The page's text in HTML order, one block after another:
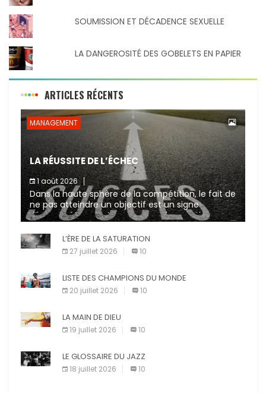
SOUMISSION ET DÉCADENCE SEXUELLE
LA DANGEROSITÉ DES GOBELETS EN PAPIER
ARTICLES RÉCENTS
MANAGEMENT
LA RÉUSSITE DE L’ÉCHEC
1 août 2026
Dans la haute sphère de la compétition, le fait de
ne pas atteindre un objectif est un signe
d’incompétence et une source de sanctions
diverses (avertissement, […]
L’ÈRE DE LA SATURATION
27 juillet 2026 10
LISTE DES CHAMPIONS DU MONDE
20 juillet 2026 10
LA MAIN DE DIEU
19 juillet 2026 10
LE GLOSSAIRE DU JAZZ
18 juillet 2026 10